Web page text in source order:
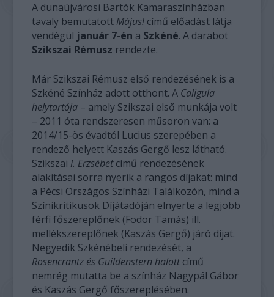
A dunaújvárosi Bartók Kamaraszínházban
tavaly bemutatott Május! című előadást látja
vendégül január 7-én a Szkéné. A darabot
Szikszai Rémusz rendezte.
Már Szikszai Rémusz első rendezésének is a
Szkéné Színház adott otthont. A Caligula
helytartója – amely Szikszai első munkája volt
– 2011 óta rendszeresen műsoron van: a
2014/15-ös évadtól Lucius szerepében a
rendező helyett Kaszás Gergő lesz látható.
Szikszai I. Erzsébetcímű rendezésének
alakításai sorra nyerik a rangos díjakat: mind
a Pécsi Országos Színházi Találkozón, mind a
Színikritikusok Díjátadóján elnyerte a legjobb
férfi főszereplőnek (Fodor Tamás) ill.
mellékszereplőnek (Kaszás Gergő) járó díjat.
Negyedik Szkénébeli rendezését, a
Rosencrantz és Guildenstern halottcímű
nemrég mutatta be a színház Nagypál Gábor
és Kaszás Gergő főszereplésében.